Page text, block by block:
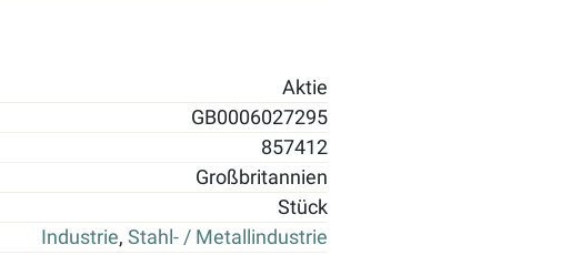
Aktie
GB0006027295
857412
Großbritannien
Stück
Industrie, Stahl- / Metallindustrie